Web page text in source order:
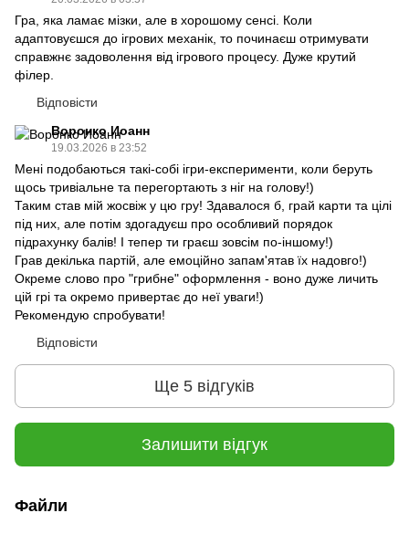
Гра, яка ламає мізки, але в хорошому сенсі. Коли
адаптовуєшся до ігрових механік, то починаєш отримувати
справжнє задоволення від ігрового процесу. Дуже крутий
філер.
Відповісти
Воронко Иоанн
19.03.2026 в 23:52
Мені подобаються такі-собі ігри-експерименти, коли беруть
щось тривіальне та перегортають з ніг на голову!)
Таким став мій жосвіж у цю гру! Здавалося б, грай карти та цілі
під них, але потім здогадуєш про особливий порядок
підрахунку балів! І тепер ти граєш зовсім по-іншому!)
Грав декілька партій, але емоційно запам'ятав їх надовго!)
Окреме слово про "грибне" оформлення - воно дуже личить
цій грі та окремо привертає до неї уваги!)
Рекомендую спробувати!
Відповісти
Ще 5 відгуків
Залишити відгук
Файли